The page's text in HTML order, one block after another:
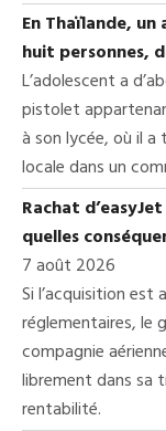
En Thaïlande,
huit personnes,
L’adolescent a
pistolet
à son lycée, où il a
locale dans un
Rachat
quelles
7 août 2026
Si l’acquisition
réglementaires, le
compagnie
librement dans sa
rentabilité.